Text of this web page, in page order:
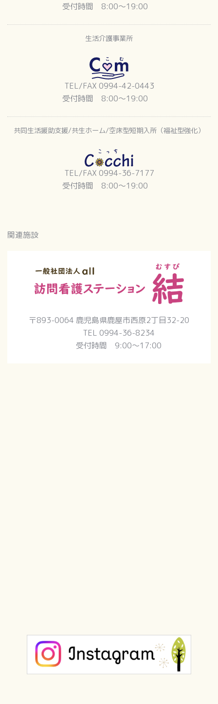
受付時間 8:00〜19:00
生活介護事業所
TEL/FAX 0994-42-0443
受付時間 8:00〜19:00
共同生活援助支援/共生ホーム/空床型短期入所（福祉型強化）
TEL/FAX 0994-36-7177
受付時間 8:00〜19:00
関連施設
〒893-0064 鹿児島県鹿屋市西原2丁目32-20
TEL 0994-36-8234
受付時間 9:00〜17:00